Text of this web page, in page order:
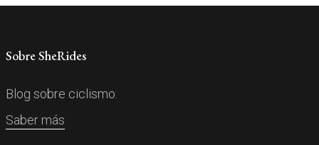
Sobre SheRides
Blog sobre ciclismo.
Saber más